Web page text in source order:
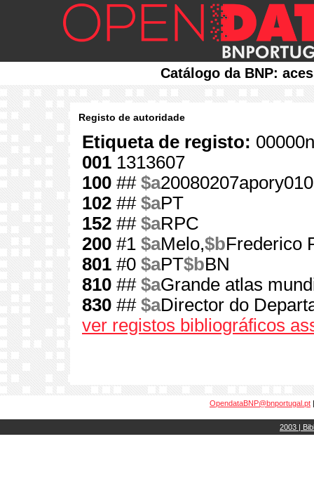
Catálogo da BNP:
Registo de autoridade
Etiqueta de registo:
001 1313607
100 ## $a
102 ## $aPT
152 ## $aRPC
200 #1 $aMelo,$bFrederico
801 #0 $aPT$bBN
810 ## $aGrande atlas
830 ## $aDirector do
ver registos bibliográficos
OpendataBNP@bnportugal.pt
2003 |